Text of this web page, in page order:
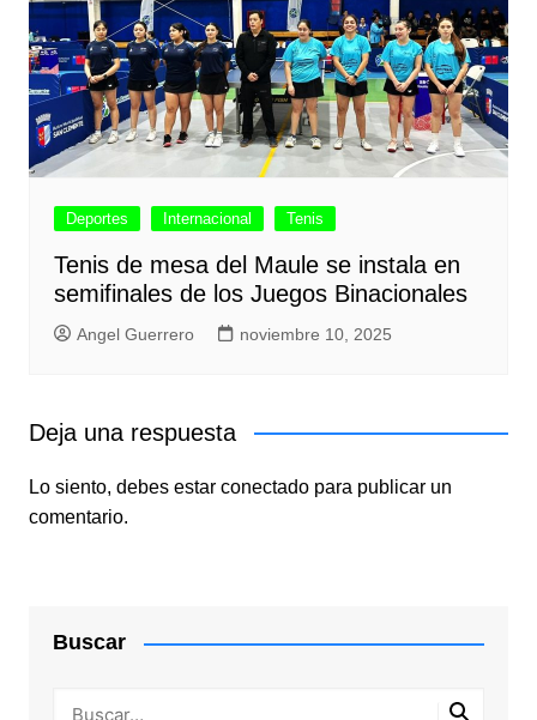
Deportes Internacional Tenis
Tenis de mesa del Maule se instala en
semifinales de los Juegos Binacionales
Angel Guerrero noviembre 10, 2025
Deja una respuesta
Lo siento, debes estar conectadopara publicar un
comentario.
Buscar